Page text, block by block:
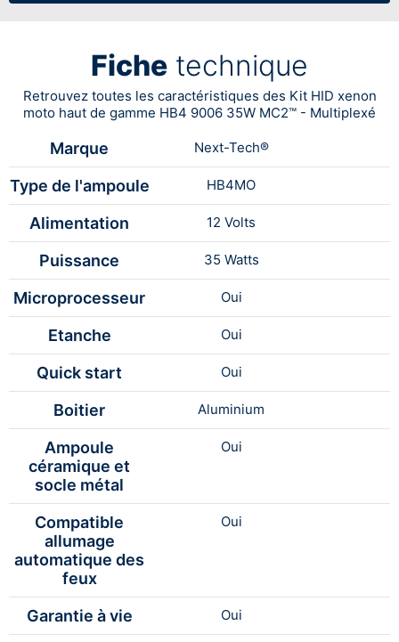
Fiche technique
Retrouvez toutes les caractéristiques des Kit HID xenon
moto haut de gamme HB4 9006 35W MC2™ - Multiplexé
Marque Next-Tech®
Type de l'ampoule HB4MO
Alimentation 12 Volts
Puissance 35 Watts
Microprocesseur Oui
Etanche Oui
Quick start Oui
Boitier Aluminium
Ampoule
céramique et
socle métal
Oui
Compatible
allumage
automatique des
feux
Oui
Garantie à vie Oui